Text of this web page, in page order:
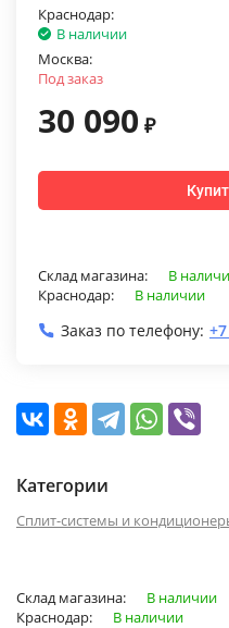
Краснодар:
В наличии
Москва:
Под заказ
30 090 ₽
Склад магазина:
В
Краснодар:
В наличии
Заказ по телефону:
Категории
Сплит-системы и
Склад магазина:
В наличии
Краснодар:
В наличии